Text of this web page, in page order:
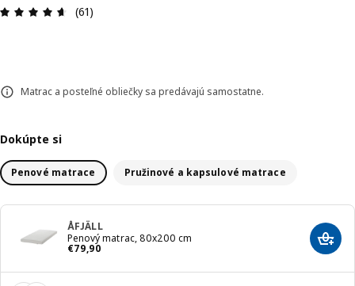
Hodnotenie: 4.6 z 5 hviezdičiek. Celkový počet
(61)
Matrac a posteľné obliečky sa predávajú samostatne.
Dokúpte si
Penové matrace Pružinové a kapsulové matrace
ÅFJÄLL
Penový matrac, 80x200 cm
€79,90
Cena € 79,90